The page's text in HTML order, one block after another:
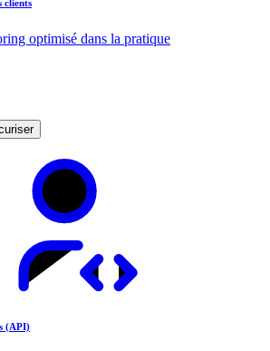
clients
optimisé dans la pratique
(API)